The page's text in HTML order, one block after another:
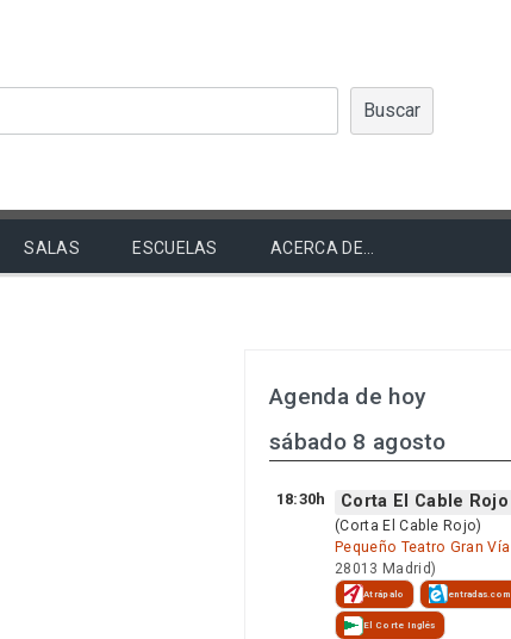
Buscar
SALAS ESCUELAS ACERCA DE…
Agenda de hoy
sábado 8 agosto
18:30h Corta El Cable Rojo
(Corta El Cable Rojo)
Pequeño Teatro Gran Vía
28013 Madrid)
Atrápalo entradas.com
El Corte Inglés